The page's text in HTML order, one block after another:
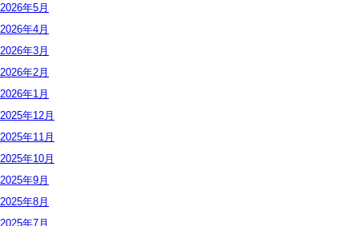
2026年5月
2026年4月
2026年3月
2026年2月
2026年1月
2025年12月
2025年11月
2025年10月
2025年9月
2025年8月
2025年7月